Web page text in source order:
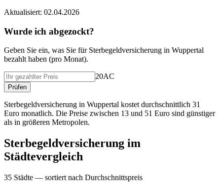
Aktualisiert: 02.04.2026
Wurde ich abgezockt?
Geben Sie ein, was Sie für Sterbegeldversicherung in Wuppertal
bezahlt haben (pro Monat).
20AC
Prüfen
Sterbegeldversicherung in Wuppertal kostet durchschnittlich 31
Euro monatlich. Die Preise zwischen 13 und 51 Euro sind günstiger
als in größeren Metropolen.
Sterbegeldversicherung im
Städtevergleich
35 Städte — sortiert nach Durchschnittspreis